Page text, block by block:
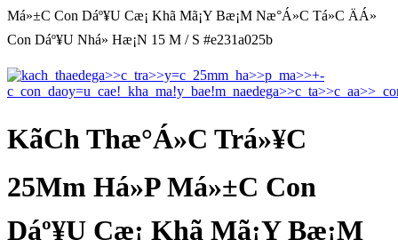
Má»±C Con Dáº¥U Cæ¡ Khã­ Mã¡Y Bæ¡M Næ°Á»C Tá»C ÄÁ»
Con Dáº¥U Nhá» Hæ¡N 15 M / S #e231a025b
Kã­Ch Thæ°Á»C Trá»¥C
25Mm Há»P Má»±C Con
Dáº¥U Cæ¡ Khã­ Mã¡Y Bæ¡M